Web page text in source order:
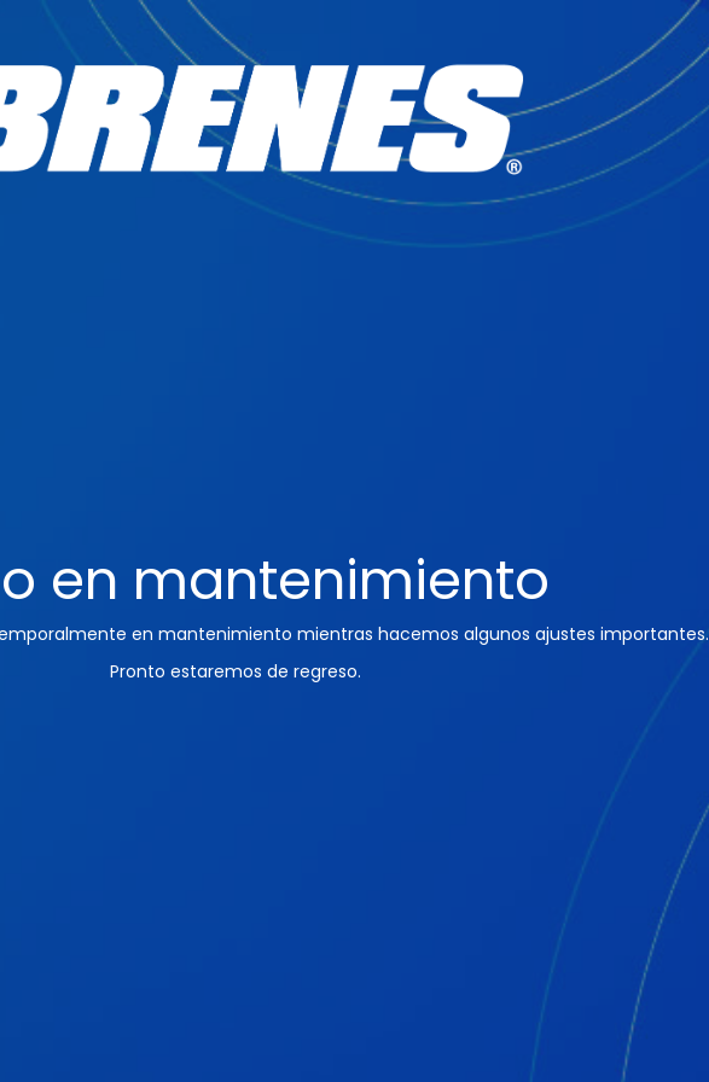
en mantenimiento
en mantenimiento mientras hacemos algunos ajustes importantes.
Pronto estaremos de regreso.